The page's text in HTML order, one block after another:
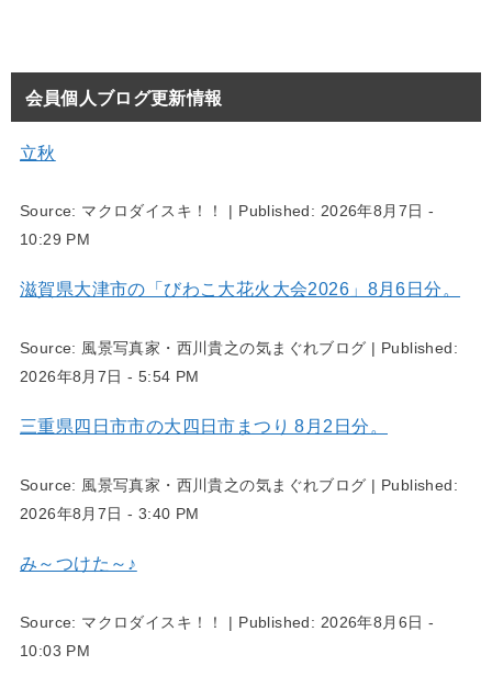
会員個人ブログ更新情報
立秋
Source: マクロダイスキ！！ | Published: 2026年8月7日 -
10:29 PM
滋賀県大津市の「びわこ大花火大会2026」8月6日分。
Source: 風景写真家・西川貴之の気まぐれブログ | Published:
2026年8月7日 - 5:54 PM
三重県四日市市の大四日市まつり 8月2日分。
Source: 風景写真家・西川貴之の気まぐれブログ | Published:
2026年8月7日 - 3:40 PM
み～つけた～♪
Source: マクロダイスキ！！ | Published: 2026年8月6日 -
10:03 PM